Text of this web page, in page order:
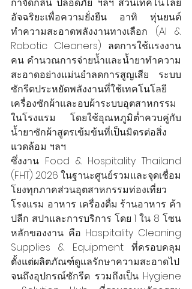
กำจัดกลิ่น ปลอดภัย ฯลฯ ส่วนเทคโนโลยี
อัจฉริยะเพื่อความยั่งยืน อาทิ หุ่นยนต์
ทำความสะอาดพลังงานทางเลือก (AI &
Robotic Cleaners) ลดการใช้แรงงาน
คน คำนวณการจ่ายน้ำและน้ำยาทำความ
สะอาดอย่างแม่นยำลดการสูญเสีย ระบบ
ซักรีดประหยัดพลังงานที่ใช้เทคโนโลยี
เครื่องซักผ้าและอบผ้าระบบอุตสาหกรรม
ในโรงแรม โดยใช้อุณหภูมิต่ำควบคู่กับ
น้ำยาซักผ้าสูตรเข้มข้นที่เป็นมิตรต่อสิ่ง
แวดล้อม ฯลฯ
ซึ่งงาน Food & Hospitality Thailand
(FHT) 2026 ในฐานะศูนย์รวมและจุดเชื่อม
โยงทุกภาคส่วนอุตสาหกรรมท่องเที่ยว
โรงแรม อาหาร เครื่องดื่ม ร้านอาหาร ค้า
ปลีก สปาและการบริการ โดย 1 ใน 8 โซน
หลักของงาน คือ Hospitality Cleaning
Supplies & Equipment ที่ครอบคลุม
ตั้งแต่ผลิตภัณฑ์ดูแลรักษาความสะอาดไป
จนถึงอุปกรณ์ซักรีด รวมถึงเป็น Hygiene